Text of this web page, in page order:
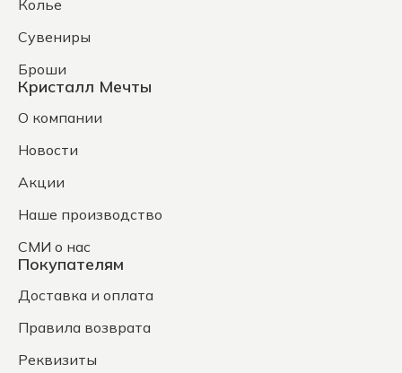
Колье
Сувениры
Броши
Кристалл Мечты
О компании
Новости
Акции
Наше производство
СМИ о нас
Покупателям
Доставка и оплата
Правила возврата
Реквизиты